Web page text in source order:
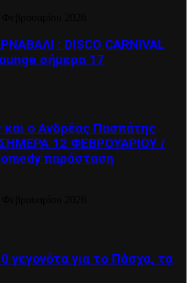
: DISCO CARNIVAL
σήμερα 17
ο Ανδρέας Πασπάτης
12 ΦΕΒΡΟΥΑΡΙΟΥ /
παράσταση
γεγονότα για το Πάσχα, τα